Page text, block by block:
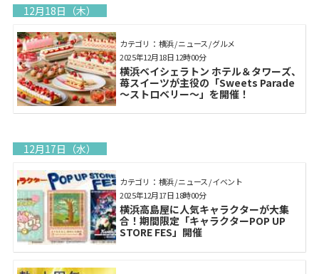
12月18日（木）
カテゴリ： 横浜 / ニュース / グルメ
横浜ベイシェラトン ホテル＆タワーズ、
苺スイーツが主役の「Sweets Parade
～ストロベリー～」を開催！
2025年12月18日 12時00分
12月17日（水）
カテゴリ： 横浜 / ニュース / イベント
横浜高島屋に人気キャラクターが大集
合！期間限定「キャラクターPOP UP
STORE FES」開催
2025年12月17日 18時00分